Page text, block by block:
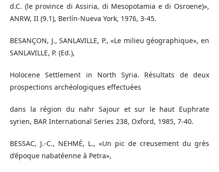
d.C. (le province di Assiria, di Mesopotamia e di Osroene)»,
ANRW, II (9.1), Berlín-Nueva York, 1976, 3-45.
BESANÇON, J., SANLAVILLE, P., «Le milieu géographique», en
SANLAVILLE, P. (Ed.),
Holocene Settlement in North Syria. Résultats de deux
prospections archéologiques effectuées
dans la région du nahr Sajour et sur le haut Euphrate
syrien, BAR International Series 238, Oxford, 1985, 7-40.
BESSAC, J.-C., NEHMÉ, L., «Un pic de creusement du grès
d’époque nabatéenne à Petra»,